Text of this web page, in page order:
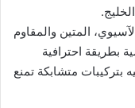
المتين والمقاوم
بطريقة احترافية
بتركيبات متشابكة تمنع